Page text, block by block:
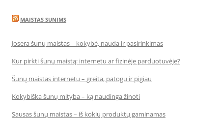
MAISTAS SUNIMS
Josera šunų maistas – kokybė, nauda ir pasirinkimas
Kur pirkti šunų maistą: internetu ar fizinėje parduotuvėje?
Šunų maistas internetu – greita, patogu ir pigiau
Kokybiška šunų mityba – ką naudinga žinoti
Sausas šunų maistas – iš kokių produktų gaminamas